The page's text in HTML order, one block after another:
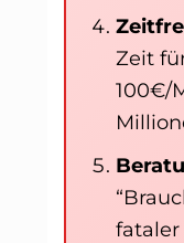
Zeit
100€/